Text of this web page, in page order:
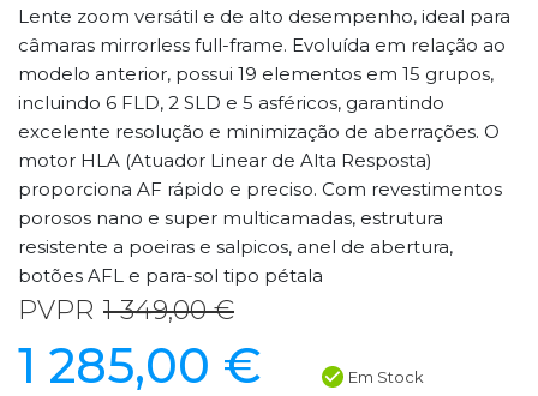
Lente zoom versátil e de alto desempenho, ideal para
câmaras mirrorless full-frame. Evoluída em relação ao
modelo anterior, possui 19 elementos em 15 grupos,
incluindo 6 FLD, 2 SLD e 5 asféricos, garantindo
excelente resolução e minimização de aberrações. O
motor HLA (Atuador Linear de Alta Resposta)
proporciona AF rápido e preciso. Com revestimentos
porosos nano e super multicamadas, estrutura
resistente a poeiras e salpicos, anel de abertura,
botões AFL e para-sol tipo pétala
PVPR 1 349,00 €
1 285,00 € Em Stock